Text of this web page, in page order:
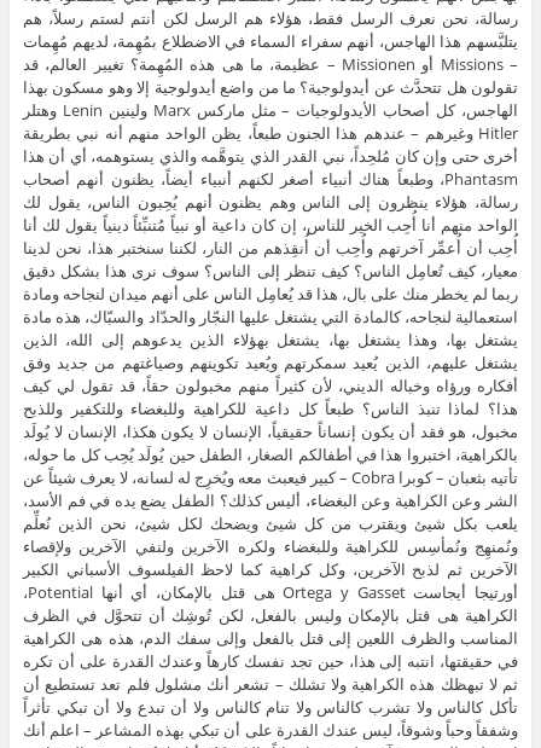
رسالة، نحن نعرف الرسل فقط، هؤلاء هم الرسل لكن أنتم لستم رسلاً، هم
يتلبَّسهم هذا الهاجس، أنهم سفراء السماء في الاضطلاع بمُهِمة، لديهم مُهِمات
– Missions أو Missionen – عظيمة، ما هى هذه المُهِمة؟ تغيير العالم، قد
تقولون هل تتحدَّث عن أيدولوجية؟ ما من واضع أيدولوجية إلا وهو مسكون بهذا
الهاجس، كل أصحاب الأيدولوجيات – مثل ماركس Marx ولينين Lenin وهتلر
Hitler وغيرهم – عندهم هذا الجنون طبعاً، يظن الواحد منهم أنه نبي بطريقة
أخرى حتى وإن كان مُلحِداً، نبي القدر الذي يتوهَّمه والذي يستوهمه، أي أن هذا
Phantasm، وطبعاً هناك أنبياء أصغر لكنهم أنبياء أيضاً، يظنون أنهم أصحاب
رسالة، هؤلاء ينظرون إلى الناس وهم يظنون أنهم يُحِبون الناس، يقول لك
الواحد منهم أنا أُحِب الخير للناس، إن كان داعية أو نبياً مُتنبِّئاً دينياً يقول لك أنا
أُحِب أن أُعمِّر آخرتهم وأُحِب أن أُنقِذهم من النار، لكننا سنختبر هذا، نحن لدينا
معيار، كيف تُعامِل الناس؟ كيف تنظر إلى الناس؟ سوف نرى هذا بشكل دقيق
ربما لم يخطر منك على بال، هذا قد يُعامِل الناس على أنهم ميدان لنجاحه ومادة
استعمالية لنجاحه، كالمادة التي يشتغل عليها النجّار والحدّاد والسبّاك، هذه مادة
يشتغل بها، وهذا يشتغل بها، يشتغل بهؤلاء الذين يدعوهم إلى الله، الذين
يشتغل عليهم، الذين يُعيد سمكرتهم ويُعيد تكوينهم وصياغتهم من جديد وفق
أفكاره ورؤاه وخباله الديني، لأن كثيراً منهم مخبولون حقاً، قد تقول لي كيف
هذا؟ لماذا تنبذ الناس؟ طبعاً كل داعية للكراهية وللبغضاء وللتكفير وللذبح
مخبول، هو فقد أن يكون إنساناً حقيقياً، الإنسان لا يكون هكذا، الإنسان لا يُولَد
بالكراهية، اختبروا هذا في أطفالكم الصغار، الطفل حين يُولَد يُحِب كل ما حوله،
تأتيه بثعبان – كوبرا Cobra – كبير فيعبث معه ويُخرِج له لسانه، لا يعرف شيئاً عن
الشر وعن الكراهية وعن البغضاء، أليس كذلك؟ الطفل يضع يده في فم الأسد،
يلعب بكل شيئ ويقترب من كل شيئ ويضحك لكل شيئ، نحن الذين نُعلِّم
ونُمنهِج ونُمأسِس للكراهية وللبغضاء ولكره الآخرين ولنفي الآخرين ولإقصاء
الآخرين ثم لذبح الآخرين، وكل كراهية كما لاحظ الفيلسوف الأسباني الكبير
أورتيجا أيجاست Ortega y Gasset هى قتل بالإمكان، أي أنها Potential،
الكراهية هى قتل بالإمكان وليس بالفعل، لكن تُوشِك أن تتحوَّل في الظرف
المناسب والظرف اللعين إلى قتل بالفعل وإلى سفك الدم، هذه هى الكراهية
في حقيقتها، انتبه إلى هذا، حين تجد نفسك كارهاً وعندك القدرة على أن تكره
ثم لا تبهظك هذه الكراهية ولا تشلك – تشعر أنك مشلول فلم تعد تستطيع أن
تأكل كالناس ولا تشرب كالناس ولا تنام كالناس ولا أن تبدع ولا أن تبكي تأثراً
وشفقاً وحباً وشوقاً، ليس عندك القدرة على أن تبكي بهذه المشاعر – اعلم أنك